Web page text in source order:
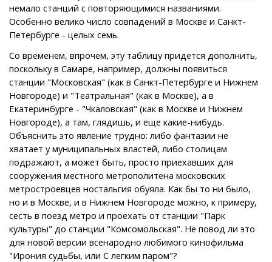
немало станций с повторяющимися названиями.
Особенно велико число совпадений в Москве и Санкт-
Петербурге - целых семь.
Со временем, впрочем, эту таблицу придется дополнить,
поскольку в Самаре, например, должны появиться
станции "Московская" (как в Санкт-Петербурге и Нижнем
Новгороде) и "Театральная" (как в Москве), а в
Екатеринбурге - "Чкаловская" (как в Москве и Нижнем
Новгороде), а там, глядишь, и еще какие-нибудь.
Объяснить это явление трудно: либо фантазии не
хватает у муниципальных властей, либо столицам
подражают, а может быть, просто приехавших для
сооружения местного метрополитена московских
метростроевцев ностальгия обуяла. Как бы то ни было,
но и в Москве, и в Нижнем Новгороде можно, к примеру,
сесть в поезд метро и проехать от станции "Парк
культуры" до станции "Комсомольская". Не повод ли это
для новой версии всенародно любимого кинофильма
"Ирония судьбы, или С легким паром"?